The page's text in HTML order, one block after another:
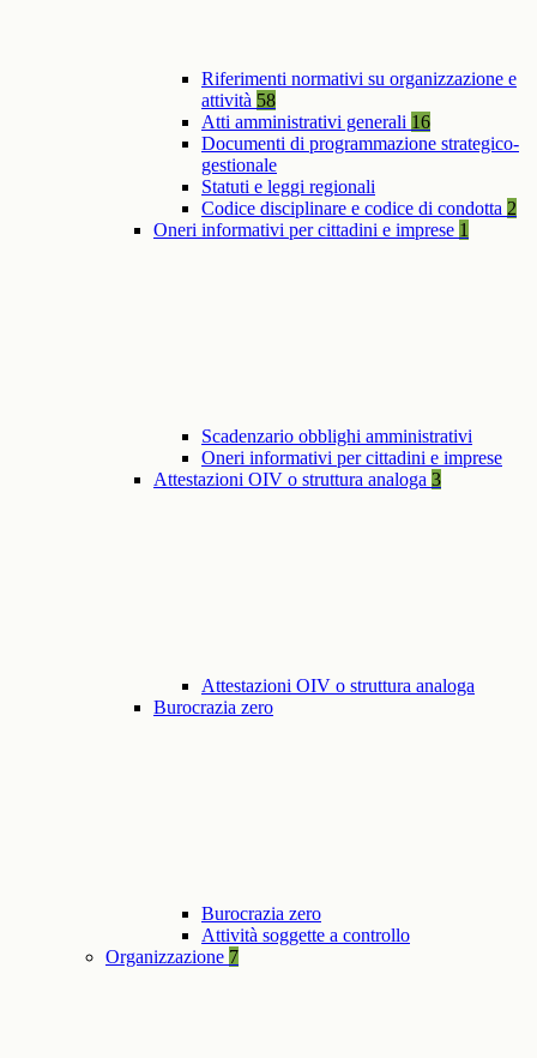
Riferimenti normativi su organizzazione e
attività 58
Atti amministrativi generali 16
Documenti di programmazione strategico-
gestionale
Statuti e leggi regionali
Codice disciplinare e codice di condotta 2
Oneri informativi per cittadini e imprese 1
Scadenzario obblighi amministrativi
Oneri informativi per cittadini e imprese
Attestazioni OIV o struttura analoga 3
Attestazioni OIV o struttura analoga
Burocrazia zero
Burocrazia zero
Attività soggette a controllo
Organizzazione 7